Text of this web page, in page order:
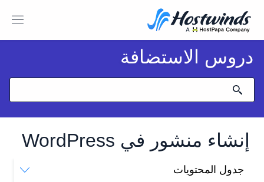
دروس الاستضافة
إنشاء منشور في WordPress
جدول المحتويات